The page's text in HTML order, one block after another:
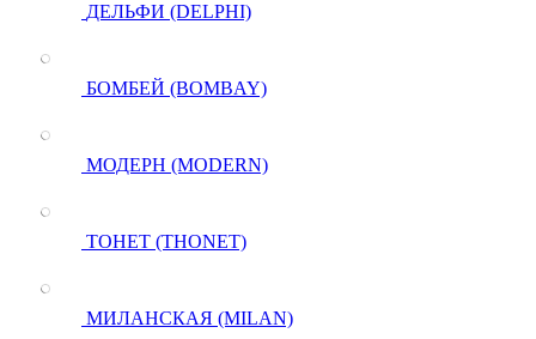
ДЕЛЬФИ (DELPHI)
БОМБЕЙ (BOMBAY)
МОДЕРН (MODERN)
ТОНЕТ (THONET)
МИЛАНСКАЯ (MILAN)